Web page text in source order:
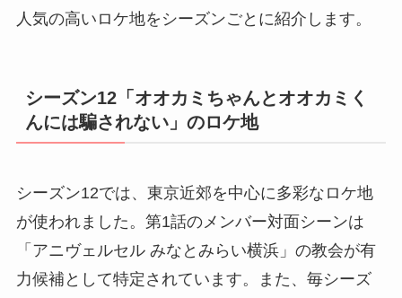
人気の高いロケ地をシーズンごとに紹介します。
シーズン12「オオカミちゃんとオオカミく
んには騙されない」のロケ地
シーズン12では、東京近郊を中心に多彩なロケ地
が使われました。第1話のメンバー対面シーンは
「アニヴェルセル みなとみらい横浜」の教会が有
力候補として特定されています。また、毎シーズ